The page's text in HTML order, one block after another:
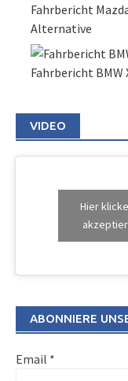
Fahrbericht
Alternative
Fahrbericht BMW
VIDEO
Hier
ABONNIERE
Email *